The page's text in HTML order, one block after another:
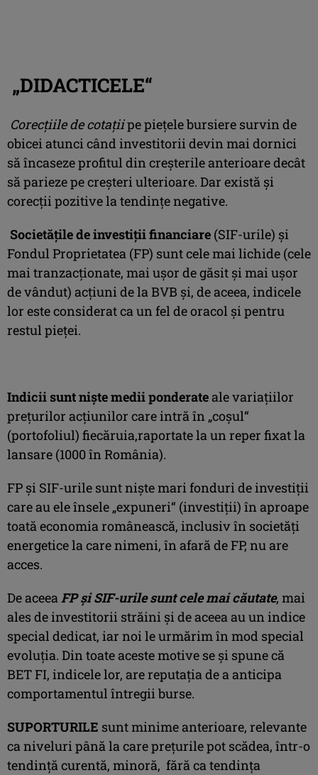
„DIDACTICELE“
Corecţiile de cotaţiipe pieţele bursiere survin de
obicei atunci când investitorii devin mai dornici
să încaseze profitul din creşterile anterioare decât
să parieze pe creşteri ulterioare. Dar există şi
corecţii pozitive la tendinţe negative.
Societăţile de investiţii financiare (SIF-urile) şi
Fondul Proprietatea (FP) sunt cele mai lichide (cele
mai tranzacţionate, mai uşor de găsit şi mai uşor
de vândut) acţiuni de la BVB şi, de aceea, indicele
lor este considerat ca un fel de oracol şi pentru
restul pieţei.
Indicii sunt nişte medii ponderateale variaţiilor
preţurilor acţiunilor care intră în „coşul“
(portofoliul) fiecăruia,raportate la un reper fixat la
lansare (1000 în România).
FP şi SIF-urile sunt nişte mari fonduri de investiţii
care au ele însele „expuneri“ (investiţii) în aproape
toată economia românească, inclusiv în societăţi
energetice la care nimeni, în afară de FP, nu are
acces.
De aceeaFP şi SIF-urile sunt cele mai căutate, mai
ales de investitorii străini şi de aceea au un indice
special dedicat, iar noi le urmărim în mod special
evoluţia. Din toate aceste motive se şi spune că
BET FI, indicele lor, are reputaţia de a anticipa
comportamentul întregii burse.
SUPORTURILE sunt minime anterioare, relevante
ca niveluri până la care preţurile pot scădea, într-o
tendinţă curentă, minoră, fără ca tendinţa